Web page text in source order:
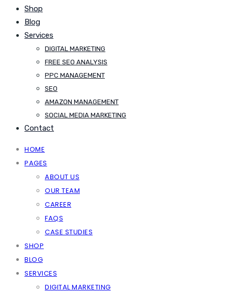
Shop
Blog
Services
DIGITAL MARKETING
FREE SEO ANALYSIS
PPC MANAGEMENT
SEO
AMAZON MANAGEMENT
SOCIAL MEDIA MARKETING
Contact
HOME
PAGES
ABOUT US
OUR TEAM
CAREER
FAQS
CASE STUDIES
SHOP
BLOG
SERVICES
DIGITAL MARKETING